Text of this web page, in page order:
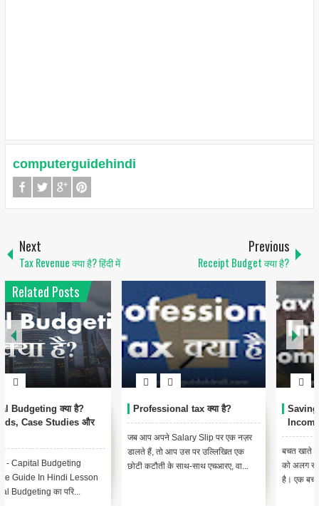
computerguidehindi
Next
Tax Revenue क्या है? हिंदी में
Previous
Receipt Budget क्या है?
Related Posts
Professional tax क्या है?
जब आप अपने Salary Slip पर एक नज़र
डालते हैं, तो आप उस पर उल्लिखित एक
छोटी कटौती के साथ-साथ एचआरए, वा...
Savings Bank Interest पर
Income Tax क्या है?
बचत खाते लोगों के लिए अपने अतिरिक्त पैसे
को अलग रखने के सर्वोत्तम तरीकों में से एक